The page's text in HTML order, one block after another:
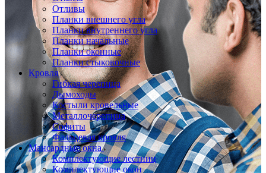
Отливы
Планки внешнего угла
Планки внутреннего угла
Планки начальные
Планки оконные
Планки стыковочные
Кровля
Гибкая черепица
Дымоходы
Костыли кровельные
Металлочерепица
Софиты
Фальцевая кровля
Мансардные окна
Комплектующие лестниц
Комплектующие окон